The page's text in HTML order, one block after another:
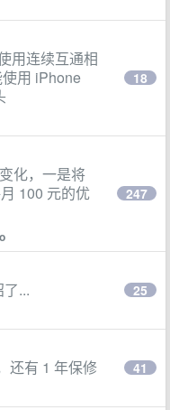
用连续互通相
用 iPhone
18
化，一是将
100 元的优
247
... 25
还有 1 年保修 41